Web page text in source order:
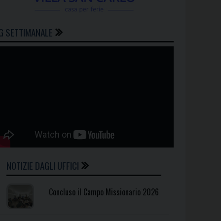
SETTIMANALE
NOTIZIE DAGLI UFFICI
Concluso il Campo Missionario 2026